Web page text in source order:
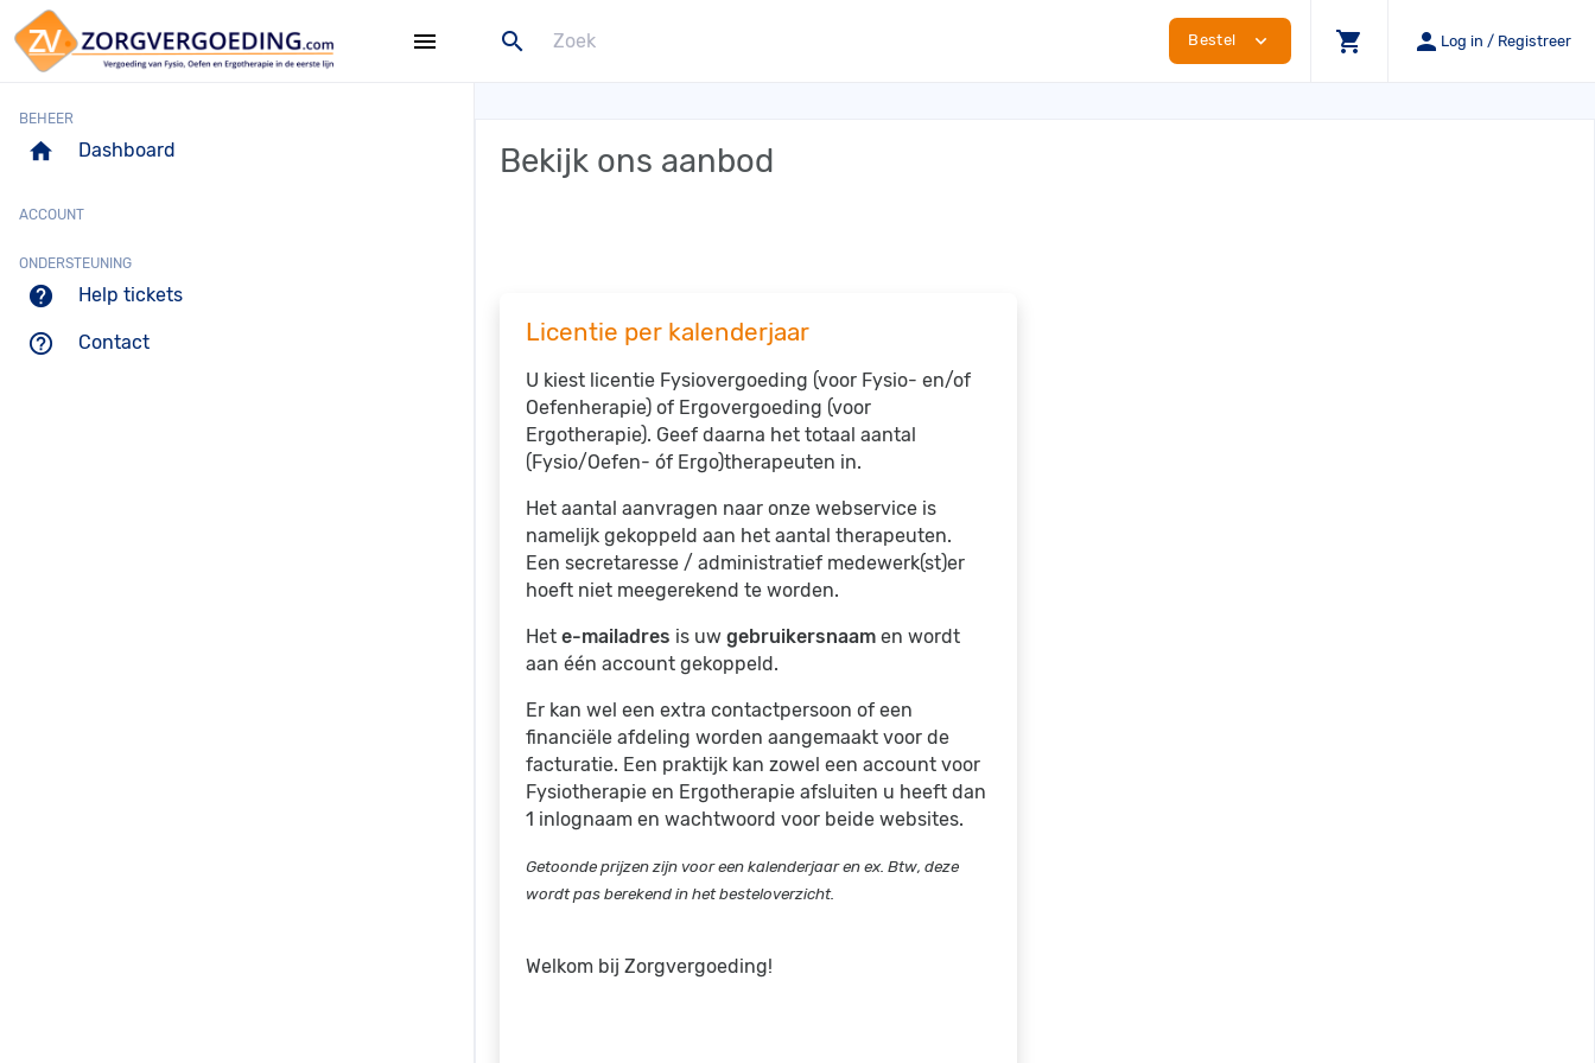
menu search Bestel expand_more shopping_cart person Log in / Registreer
BEHEER
home Dashboard
ACCOUNT
ONDERSTEUNING
help Help tickets
help_outline Contact
Bekijk ons aanbod
Licentie per kalenderjaar
U kiest licentie Fysiovergoeding (voor Fysio- en/of
Oefenherapie) of Ergovergoeding (voor
Ergotherapie). Geef daarna het totaal aantal
(Fysio/Oefen- óf Ergo)therapeuten in.
Het aantal aanvragen naar onze webservice is
namelijk gekoppeld aan het aantal therapeuten.
Een secretaresse / administratief medewerk(st)er
hoeft niet meegerekend te worden.
Hete-mailadres is uwgebruikersnaam en wordt
aan één account gekoppeld.
Er kan wel een extra contactpersoon of een
financiële afdeling worden aangemaakt voor de
facturatie. Een praktijk kan zowel een account voor
Fysiotherapie en Ergotherapie afsluiten u heeft dan
1 inlognaam en wachtwoord voor beide websites.
Getoonde prijzen zijn voor een kalenderjaar en ex. Btw, deze
wordt pas berekend in het besteloverzicht.
Welkom bij Zorgvergoeding!